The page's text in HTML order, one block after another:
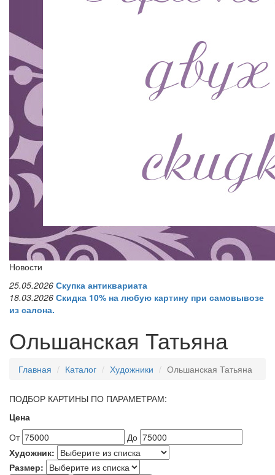
Новости
25.05.2026 Скупка антиквариата
18.03.2026 Скидка 10% на любую картину при самовывозе
из салона.
Ольшанская Татьяна
Главная Каталог Художники Ольшанская Татьяна
ПОДБОР КАРТИНЫ ПО ПАРАМЕТРАМ:
Цена
От
До
Художник:
Размер: